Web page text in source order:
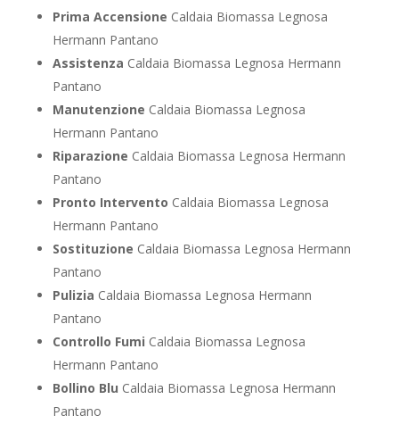
Prima Accensione Caldaia Biomassa Legnosa
Hermann Pantano
Assistenza Caldaia Biomassa Legnosa Hermann
Pantano
Manutenzione Caldaia Biomassa Legnosa
Hermann Pantano
Riparazione Caldaia Biomassa Legnosa Hermann
Pantano
Pronto Intervento Caldaia Biomassa Legnosa
Hermann Pantano
Sostituzione Caldaia Biomassa Legnosa Hermann
Pantano
Pulizia Caldaia Biomassa Legnosa Hermann
Pantano
Controllo Fumi Caldaia Biomassa Legnosa
Hermann Pantano
Bollino Blu Caldaia Biomassa Legnosa Hermann
Pantano